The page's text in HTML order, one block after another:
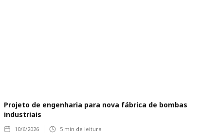
Projeto de engenharia para nova fábrica de bombas
industriais
10/6/2026 5 min de leitura